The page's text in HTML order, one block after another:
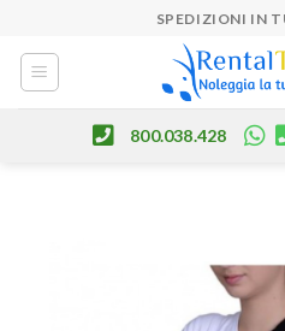
content
SPEDIZIONI IN
800.038.428